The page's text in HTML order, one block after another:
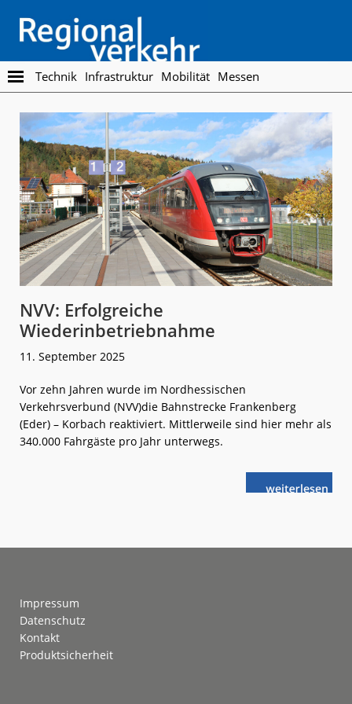
main
content
footer
Regionalverkehr
Die
Fachzeitschrift
den
Öffentlichen
Personennahverkehr
Technik Infrastruktur Mobilität Messen
NVV: Erfolgreiche
Wiederinbetriebnahme
11. September 2025
Vor zehn Jahren wurde im Nordhessischen
Verkehrsverbund (NVV)die Bahnstrecke Frankenberg
(Eder) – Korbach reaktiviert. Mittlerweile sind hier mehr als
340.000 Fahrgäste pro Jahr unterwegs.
weiterlese
nNVV:
Impressum
Datenschutz
Kontakt
Produktsicherheit